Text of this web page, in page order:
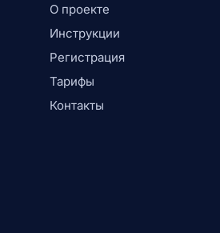
О проекте
Инструкции
Регистрация
Тарифы
Контакты